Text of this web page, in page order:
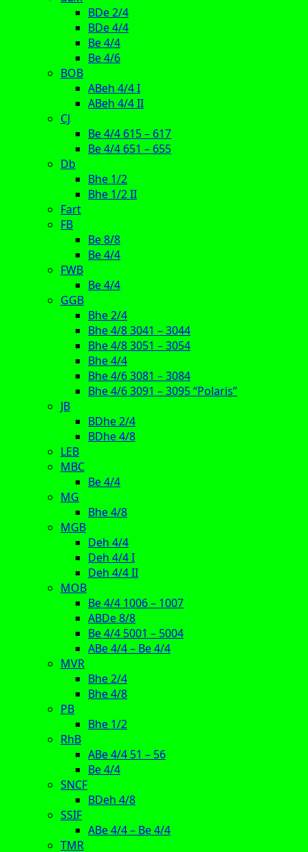
BDe 2/4
BDe 4/4
Be 4/4
Be 4/6
BOB
ABeh 4/4 I
ABeh 4/4 II
CJ
Be 4/4 615 – 617
Be 4/4 651 – 655
Db
Bhe 1/2
Bhe 1/2 II
Fart
FB
Be 8/8
Be 4/4
FWB
Be 4/4
GGB
Bhe 2/4
Bhe 4/8 3041 – 3044
Bhe 4/8 3051 – 3054
Bhe 4/4
Bhe 4/6 3081 – 3084
Bhe 4/6 3091 – 3095 “Polaris”
JB
BDhe 2/4
BDhe 4/8
LEB
MBC
Be 4/4
MG
Bhe 4/8
MGB
Deh 4/4
Deh 4/4 I
Deh 4/4 II
MOB
Be 4/4 1006 – 1007
ABDe 8/8
Be 4/4 5001 – 5004
ABe 4/4 – Be 4/4
MVR
Bhe 2/4
Bhe 4/8
PB
Bhe 1/2
RhB
ABe 4/4 51 – 56
Be 4/4
SNCF
BDeh 4/8
SSIF
ABe 4/4 – Be 4/4
TMR